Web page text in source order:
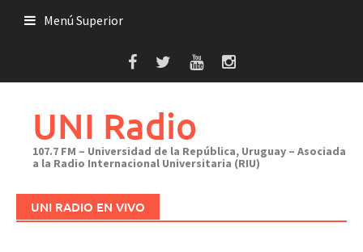
Menú Superior
UNI Radio
107.7 FM – Universidad de la República, Uruguay – Asociada
a la Radio Internacional Universitaria (RIU)
UNI RADIO EN VIVO